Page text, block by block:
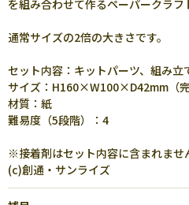
を組み合わせて作るペーパークラフ
通常サイズの2倍の大きさです。
セット内容：キットパーツ、組み立
サイズ：H160×W100×D42mm（完
材質：紙
難易度（5段階）：4
※接着剤はセット内容に含まれませ
(c)創通・サンライズ